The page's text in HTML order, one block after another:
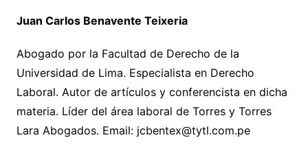
Juan Carlos Benavente Teixeria
Abogado por la Facultad de Derecho de la
Universidad de Lima. Especialista en Derecho
Laboral. Autor de artículos y conferencista en dicha
materia. Líder del área laboral de Torres y Torres
Lara Abogados. Email: jcbentex@tytl.com.pe